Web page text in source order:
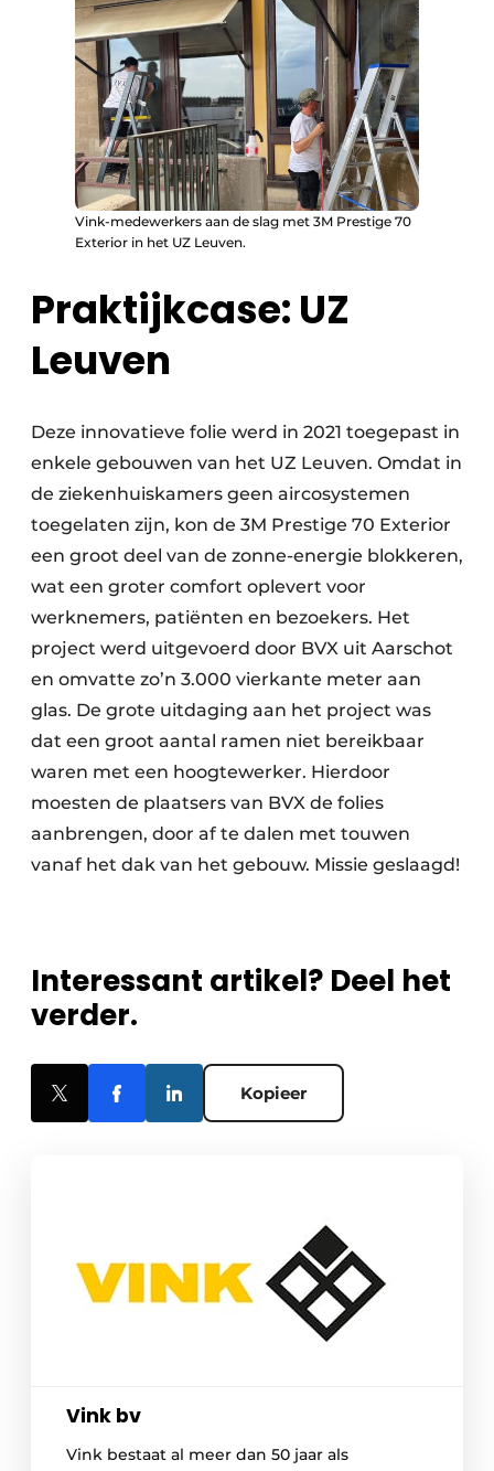
Vink-medewerkers aan de slag met 3M Prestige 70
Exterior in het UZ Leuven.
Praktijkcase: UZ
Leuven
Deze innovatieve folie werd in 2021 toegepast in
enkele gebouwen van het UZ Leuven. Omdat in
de ziekenhuiskamers geen aircosystemen
toegelaten zijn, kon de 3M Prestige 70 Exterior
een groot deel van de zonne-energie blokkeren,
wat een groter comfort oplevert voor
werknemers, patiënten en bezoekers. Het
project werd uitgevoerd door BVX uit Aarschot
en omvatte zo’n 3.000 vierkante meter aan
glas. De grote uitdaging aan het project was
dat een groot aantal ramen niet bereikbaar
waren met een hoogtewerker. Hierdoor
moesten de plaatsers van BVX de folies
aanbrengen, door af te dalen met touwen
vanaf het dak van het gebouw. Missie geslaagd!
Interessant artikel? Deel het
verder.
Kopieer
Vink bv
Vink bestaat al meer dan 50 jaar als